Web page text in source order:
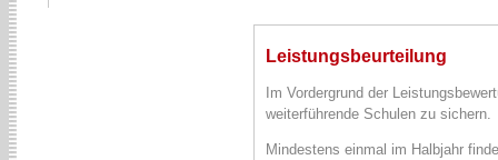
Leistungsbeurteilung
Im Vordergrund der
weiterführende Schulen zu sichern.
Mindestens einmal im Halbjahr